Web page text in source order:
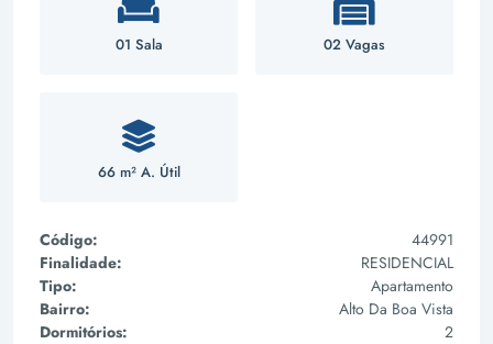
01 Sala 02 Vagas
66 m² A. Útil
Código:
44991
Finalidade:
RESIDENCIAL
Tipo:
Apartamento
Bairro:
Alto Da Boa Vista
Dormitórios:
2